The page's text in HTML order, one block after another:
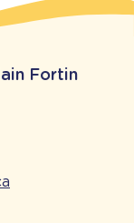
Fortin